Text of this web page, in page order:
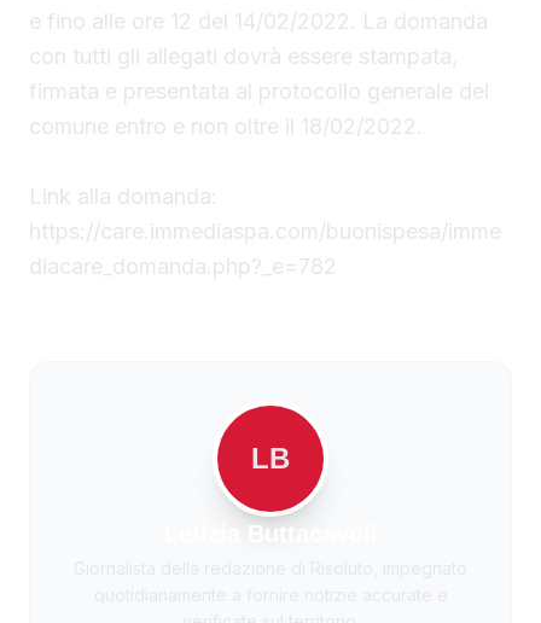
e fino alle ore 12 del 14/02/2022. La domanda
con tutti gli allegati dovrà essere stampata,
firmata e presentata al protocollo generale del
comune entro e non oltre il 18/02/2022.
Link alla domanda:
https://care.immediaspa.com/buonispesa/imme
diacare_domanda.php?_e=782
LB
Letizia Buttacavoli